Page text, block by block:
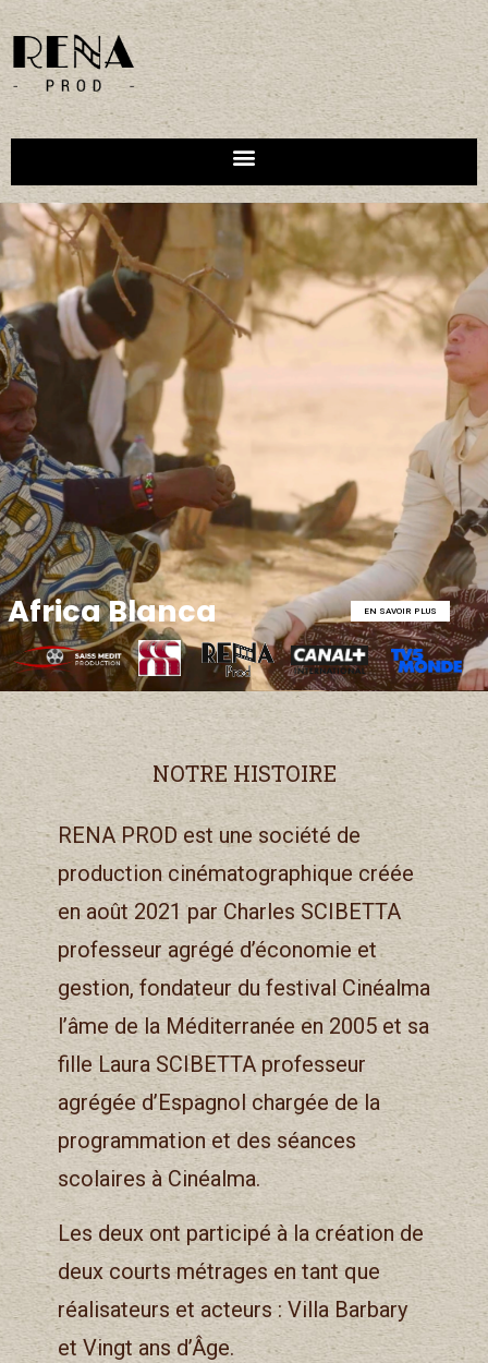
EN SAVOIR PLUS
Africa Blanca
NOTRE HISTOIRE
RENA PROD est une société de
production cinématographique créée
en août 2021 par Charles SCIBETTA
professeur agrégé d’économie et
gestion, fondateur du festival Cinéalma
l’âme de la Méditerranée en 2005 et sa
fille Laura SCIBETTA professeur
agrégée d’Espagnol chargée de la
programmation et des séances
scolaires à Cinéalma.
Les deux ont participé à la création de
deux courts métrages en tant que
réalisateurs et acteurs : Villa Barbary
et Vingt ans d’Âge.